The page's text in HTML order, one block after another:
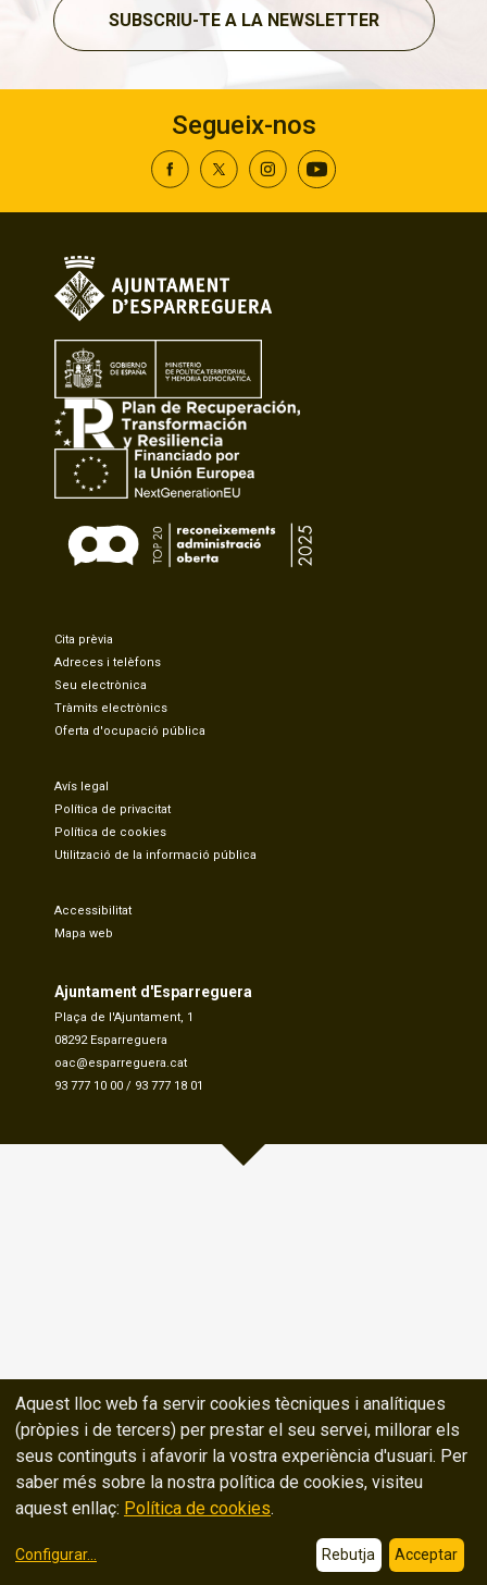
SUBSCRIU-TE A LA NEWSLETTER
Segueix-nos
Cita prèvia
Adreces i telèfons
Seu electrònica
Tràmits electrònics
Oferta d'ocupació pública
Avís legal
Política de privacitat
Política de cookies
Utilització de la informació pública
Accessibilitat
Mapa web
Ajuntament d'Esparreguera
Plaça de l'Ajuntament, 1
08292 Esparreguera
oac@esparreguera.cat
93 777 10 00 / 93 777 18 01
Aquest lloc web fa servir cookies tècniques i analítiques
(pròpies i de tercers) per prestar el seu servei, millorar els
seus continguts i afavorir la vostra experiència d'usuari. Per
saber més sobre la nostra política de cookies, visiteu
aquest enllaç: Política de cookies.
Configurar... Rebutja Acceptar